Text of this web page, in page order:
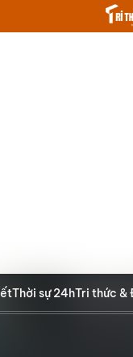
Thời sự 24hTri thức &